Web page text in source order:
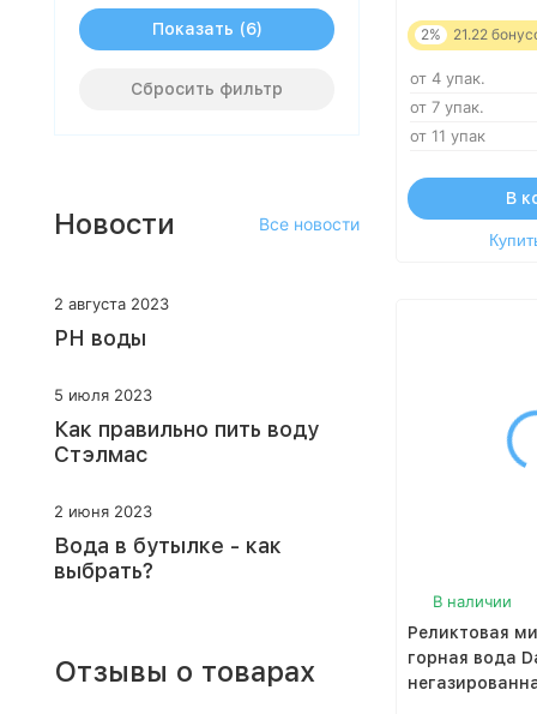
2% 21.22
от 4 упак.
от 7 упак.
от 11 упак
В
В наличии
Реликтовая
горная вода
Показать
Сбросить фильтр
Новости Все новости
2 августа 2023
PH воды
5 июля 2023
Как правильно пить воду
Стэлмас
2 июня 2023
Вода в бутылке - как
выбрать?
Отзывы о товарах